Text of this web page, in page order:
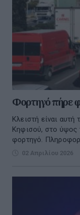
Φορτηγό πήρε
Κλειστή είναι
Κηφισού, στο ύψος
φορτηγό.
02 Απριλίου 2026